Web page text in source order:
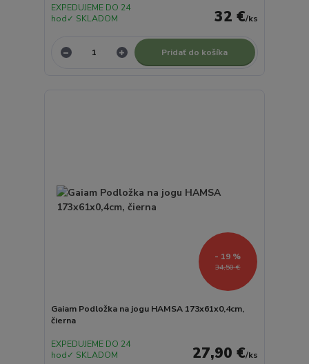
32 €/ks
EXPEDUJEME DO 24
hod✓ SKLADOM
Pridať do košíka
34,50 €
- 19 %
Gaiam Podložka na jogu HAMSA 173x61x0,4cm,
čierna
27,90 €/ks
EXPEDUJEME DO 24
hod✓ SKLADOM